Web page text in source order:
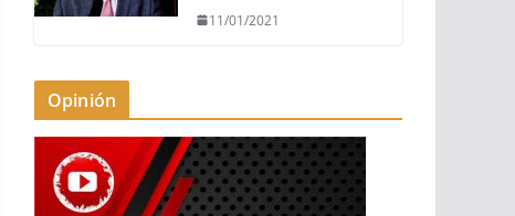
11/01/2021
Opinión